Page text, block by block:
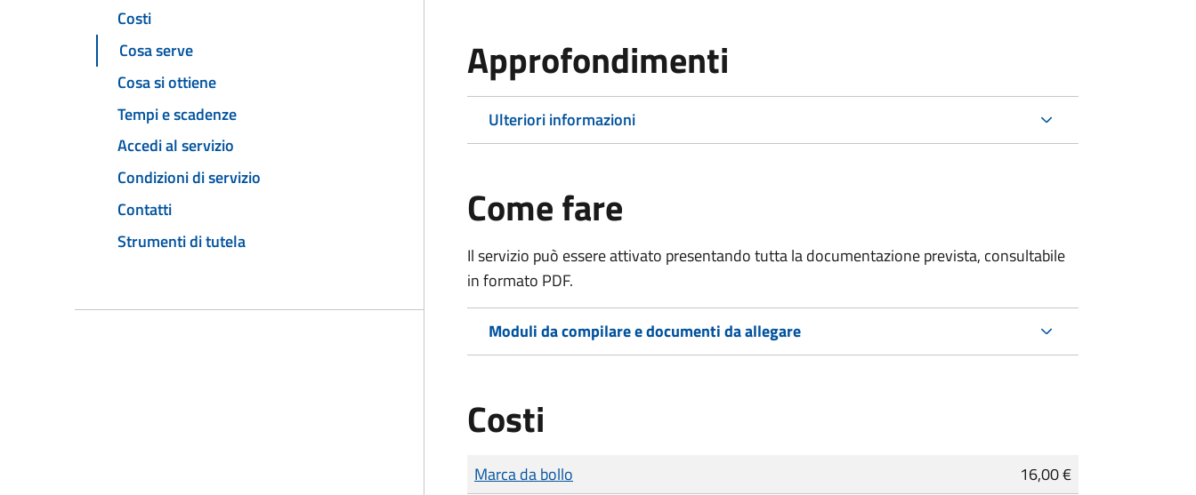
Costi
Cosa serve
Cosa si ottiene
Tempi e scadenze
Accedi al servizio
Condizioni di servizio
Contatti
Strumenti di tutela
Approfondimenti
Ulteriori informazioni
Come fare
Il servizio può essere attivato presentando tutta la documentazione prevista, consultabile
in formato PDF.
Moduli da compilare e documenti da allegare
Costi
Tipo di pagamento
Importo
Marca da bollo 16,00 €